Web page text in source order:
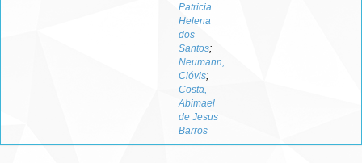
Patricia
Helena
dos
Santos;
Neumann,
Clóvis;
Costa,
Abimael
de Jesus
Barros